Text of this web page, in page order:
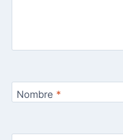
Nombre *